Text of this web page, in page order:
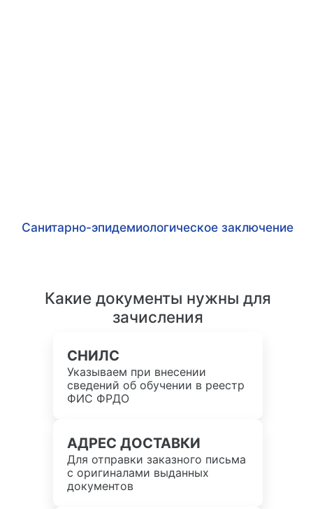
Санитарно-эпидемиологическое заключение
Какие документы нужны для
зачисления
СНИЛС
Указываем при внесении
сведений об обучении в реестр
ФИС ФРДО
АДРЕС ДОСТАВКИ
Для отправки заказного письма
с оригиналами выданных
документов